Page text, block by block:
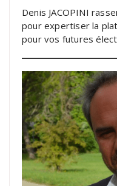
Denis JACOPINI
pour expertiser la
pour vos futures